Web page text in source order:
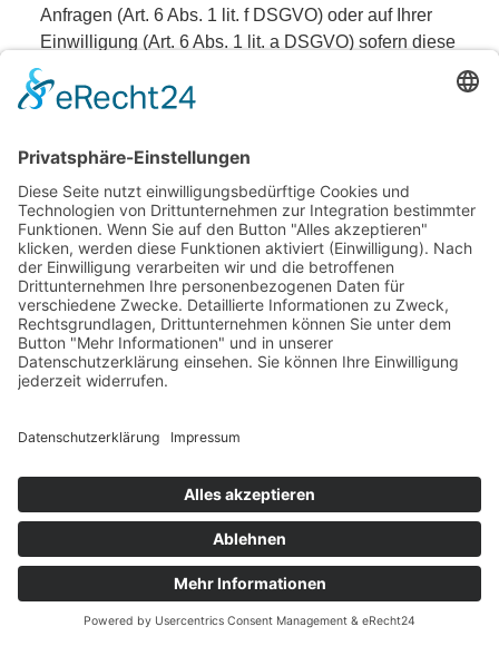
Anfragen (Art. 6 Abs. 1 lit. f DSGVO) oder auf Ihrer
Einwilligung (Art. 6 Abs. 1 lit. a DSGVO) sofern diese
abgefragt wurde; die Einwilligung ist jederzeit
widerrufbar.
Daten verbleiben bei uns, bis Sie uns zur Löschung
auffordern, Ihre Einwilligung zur Speicherung
widerrufen oder der Zweck für die Datenspeicherung
entfällt (z. B. nach abgeschlossener Bearbeitung
Ihrer Anfrage). Zwingende gesetzliche
Bestimmungen – insbesondere
Aufbewahrungsfristen – bleiben unberührt.
Anfrage per E-Mail oder Telefon
wird Ihre Anfrage inklusive aller daraus
hervorgehenden personenbezogenen Daten (Name,
Anfrage) zum Zwecke der Bearbeitung Ihres
Anliegens bei uns gespeichert und verarbeitet. Diese
Daten geben wir nicht ohne Ihre Einwilligung weiter.
Die Verarbeitung dieser Daten erfolgt auf Grundlage
von Art. 6 Abs. 1 lit. b DSGVO, sofern Ihre Anfrage mit